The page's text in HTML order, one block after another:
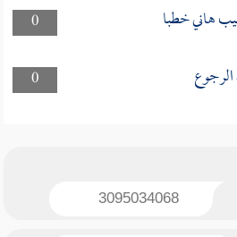
0
هاني خطبا
0
3095034068